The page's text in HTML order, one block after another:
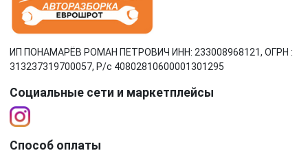
ИП ПОНАМАРЁВ РОМАН ПЕТРОВИЧ ИНН: 233008968121, ОГРН :
313237319700057, Р/c 40802810600001301295
Социальные сети и маркетплейсы
Способ оплаты